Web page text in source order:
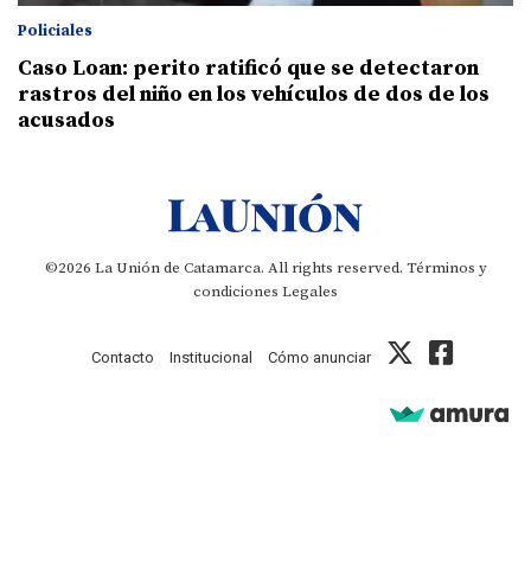
Policiales
Caso Loan: perito ratificó que se detectaron
rastros del niño en los vehículos de dos de los
acusados
©2026 La Unión de Catamarca. All rights reserved. Términos y
condiciones Legales
Contacto Institucional Cómo anunciar